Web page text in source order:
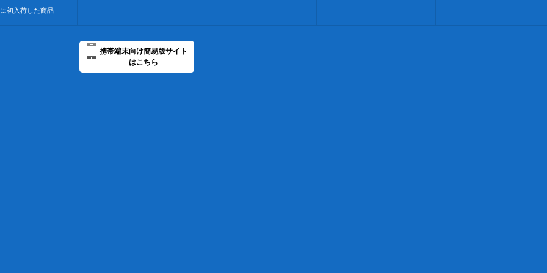
初入荷した商品
携帯端末向け簡易版サイト
はこちら